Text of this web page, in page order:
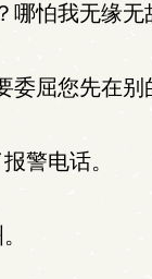
怕我无缘
委屈您先在
警电话。